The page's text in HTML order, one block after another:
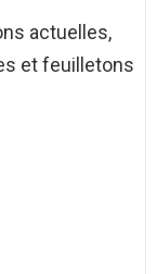
actuelles,
et feuilletons